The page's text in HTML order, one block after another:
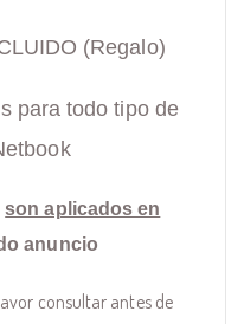
(Regalo)
para todo tipo de
son aplicados en
anuncio
consultar antes de